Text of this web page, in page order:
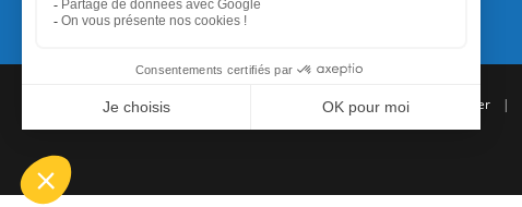
Commande Papier Qui sommes nous | Nous contacter |